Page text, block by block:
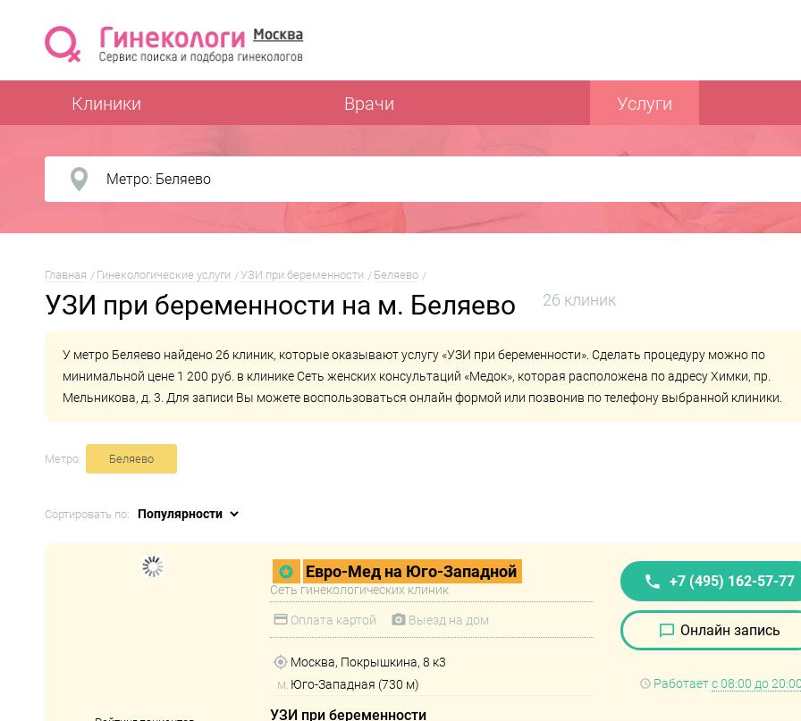
Клиники Врачи Услуги
Главная Гинекологические услуги УЗИ при беременности Беляево
УЗИ при беременности на м. Беляево 26 клиник
У метро Беляево найдено 26 клиник, которые оказывают услугу «УЗИ при беременности». Сделать процедуру можно по
минимальной цене 1 200 руб. в клиникеСеть женских консультаций «Медок», которая расположена по адресу Химки, пр.
Мельникова, д. 3. Для записи Вы можете воспользоваться онлайн формой или позвонив по телефону выбранной клиники.
Метро: Беляево
Сортировать по:
Евро-Мед на Юго-Западной
Сеть гинекологических клиник
Оплата картой Выезд на дом
Москва, Покрышкина, 8 к3
м. Юго-Западная (730 м)
УЗИ при беременности
+7 (495) 162-57-77
Онлайн запись
Работаетс 08:00 до